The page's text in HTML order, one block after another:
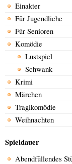
Einakter
Für Jugendliche
Für Senioren
Komödie
Lustspiel
Schwank
Krimi
Märchen
Tragikomödie
Weihnachten
Spieldauer
Abendfüllendes